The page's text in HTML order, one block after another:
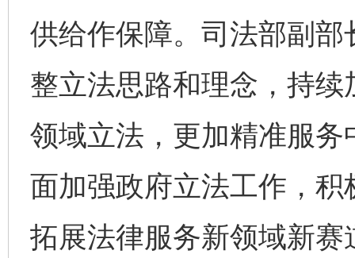
供给作保障。司法部副
整立法思路和理念，持
领域立法，更加精准服
面加强政府立法工作，
拓展法律服务新领域新